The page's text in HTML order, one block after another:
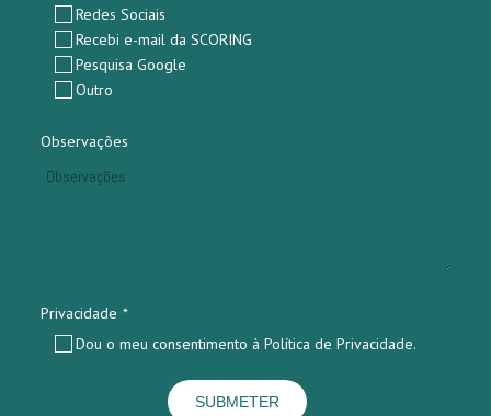
Redes Sociais
Recebi e-mail da SCORING
Pesquisa Google
Outro
Observações
Privacidade *
Dou o meu consentimento à Política de Privacidade.
SUBMETER